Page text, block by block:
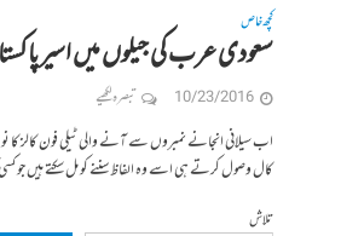
کچھ خاص
سعودی عرب کی جیلوں میں اسیر
10/23/2016 تبصرہ لکھیے
اب سیلانی انجانے نمبروں سے آنے والی ٹیلی فون کالز کا
کال وصول کرتے ہی اسے وہ الفاظ سننے کو مل سکتے ہیں جو
تلاش